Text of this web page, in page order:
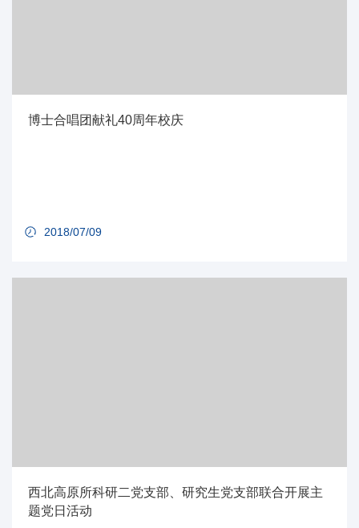
博士合唱团献礼40周年校庆
2018/07/09
西北高原所科研二党支部、研究生党支部联合开展主
题党日活动